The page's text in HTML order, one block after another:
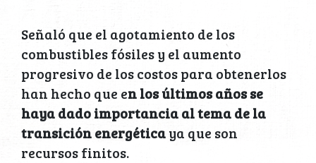
Señaló que el agotamiento de los
combustibles fósiles y el aumento
progresivo de los costos para obtenerlos
han hecho que en los últimos años se
haya dado importancia al tema de la
transición energéticaya que son
recursos finitos.